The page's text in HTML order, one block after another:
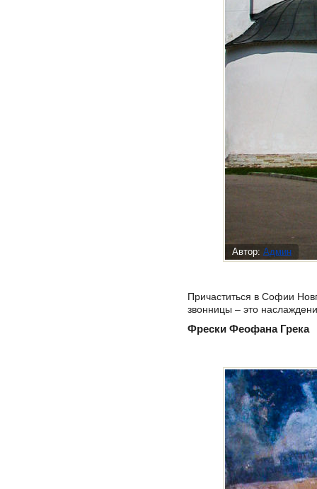
Автор: Админ
Причаститься в Софии
звонницы – это
Фрески Феофана Грека